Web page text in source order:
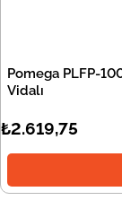
Pomega PLFP-
Vidalı
₺2.619,75